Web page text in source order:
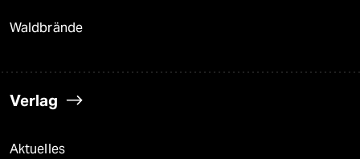
Waldbrände
Verlag
Aktuelles